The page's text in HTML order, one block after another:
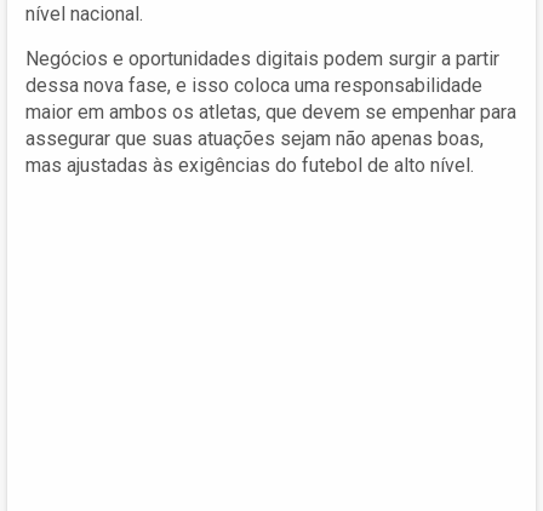
nível nacional.
Negócios e oportunidades digitais podem surgir a partir
dessa nova fase, e isso coloca uma responsabilidade
maior em ambos os atletas, que devem se empenhar para
assegurar que suas atuações sejam não apenas boas,
mas ajustadas às exigências do futebol de alto nível.